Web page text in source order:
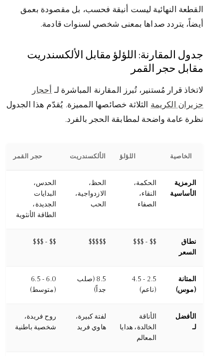
القطعة النهائية ليست أنيقة فحسب، بل مقصودة بعمق
أيضاً، يتردد صداها بمعنى شخصي لسنوات قادمة.
جدول المقارنة: اللؤلؤ مقابل الألكسندريت
مقابل حجر القمر
لاتخاذ قرار مُستنير، تُبرز المقارنة المباشرة لـأحجار
حزيران الكريمةالثلاثة خصائصها المميزة. يُقدّم هذا الجدول
نظرة عامة واضحة لمطابقة الحجر بالفرد.
الخاصية اللؤلؤ الألكسندريت حجر القمر
الرمزية
الأساسية
الحكمة،
النقاء،
الصفاء
الحظ،
الازدواجية،
الحب
الحدس،
البدايات
الجديدة،
الطاقة الأنثوية
نطاق
السعر
$$ - $$$
$$$$$
$$ - $$$
المتانة
(موس)
2.5 - 4.5
(ناعم)
8.5 (صلب
جداً)
6.0 - 6.5
(متوسط)
الأفضل
لـ
الأناقة
الخالدة، هدايا
المعالم
لفتة كبيرة،
هاوي فريد
روح فريدة،
شخصية باطنية